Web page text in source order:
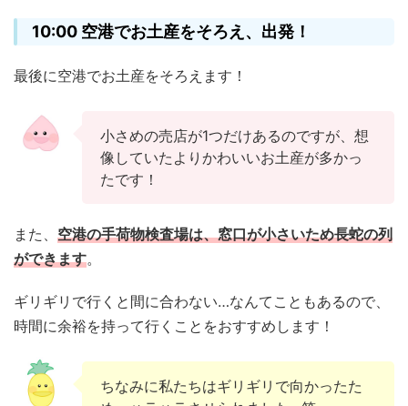
10:00 空港でお土産をそろえ、出発！
最後に空港でお土産をそろえます！
小さめの売店が1つだけあるのですが、想
像していたよりかわいいお土産が多かっ
たです！
また、 空港の手荷物検査場は、窓口が小さいため長蛇の列
ができます。
ギリギリで行くと間に合わない…なんてこともあるので、
時間に余裕を持って行くことをおすすめします！
ちなみに私たちはギリギリで向かったた